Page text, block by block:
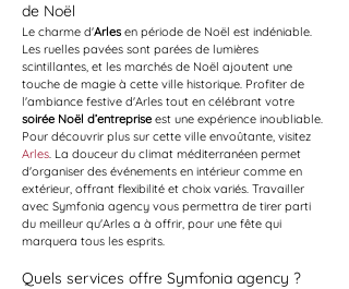
de Noël
Le charme d'Arles en période de Noël est indéniable.
Les ruelles pavées sont parées de lumières
scintillantes, et les marchés de Noël ajoutent une
touche de magie à cette ville historique. Profiter de
l'ambiance festive d'Arles tout en célébrant votre
soirée Noël d’entreprise est une expérience inoubliable.
Pour découvrir plus sur cette ville envoûtante, visitez
Arles. La douceur du climat méditerranéen permet
d'organiser des événements en intérieur comme en
extérieur, offrant flexibilité et choix variés. Travailler
avec Symfonia agency vous permettra de tirer parti
du meilleur qu'Arles a à offrir, pour une fête qui
marquera tous les esprits.
Quels services offre Symfonia agency ?